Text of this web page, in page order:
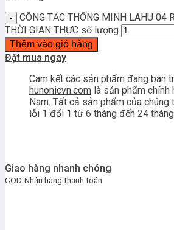
CÔNG TẮC THÔNG MINH LAHU 04
THỜI GIAN THỰC số lượng
Thêm vào giỏ hàng
Đặt mua ngay
Cam kết các sản phẩm đang bán
hunonicvn.com là sản phẩm chính
Nam. Tất cả sản phẩm của
lỗi 1 đổi 1 từ 6 tháng đến 24
Giao hàng nhanh chóng
COD-Nhận hàng thanh toán